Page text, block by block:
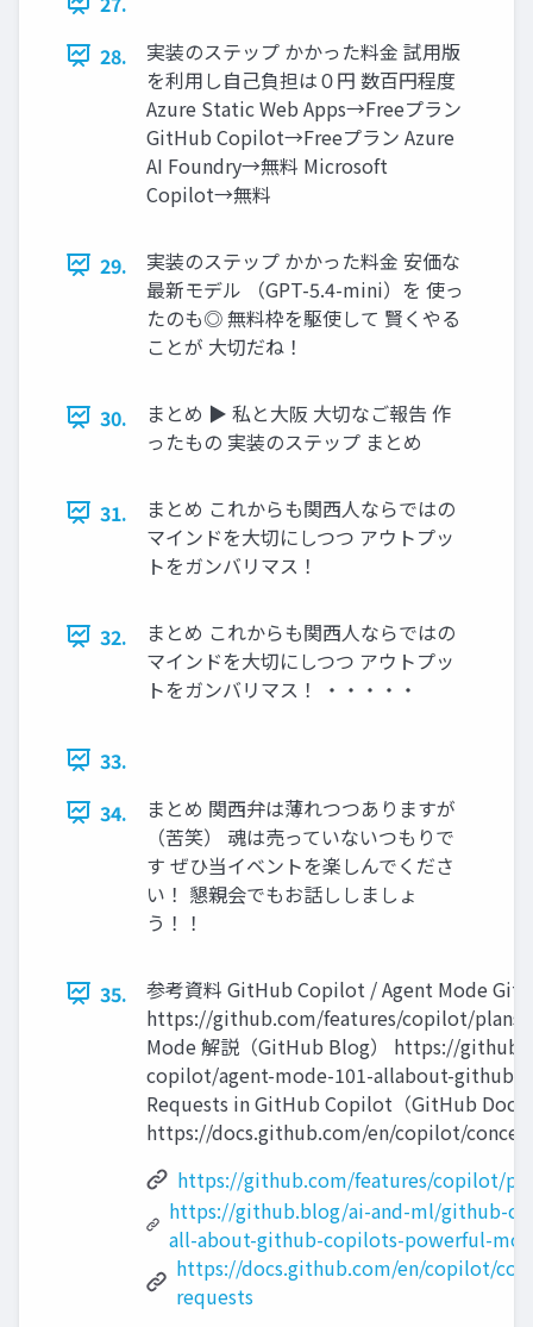
28.
実装のステップ かかった料金 試用版
を利用し自己負担は０円 数百円程度
Azure Static Web Apps→Freeプラン
GitHub Copilot→Freeプラン Azure
AI Foundry→無料 Microsoft
Copilot→無料
29.
実装のステップ かかった料金 安価な
最新モデル （GPT-5.4-mini）を 使っ
たのも◎ 無料枠を駆使して 賢くやる
ことが 大切だね！
30.
まとめ ▶ 私と大阪 大切なご報告 作
ったもの 実装のステップ まとめ
31.
まとめ これからも関西人ならではの
マインドを大切にしつつ アウトプッ
トをガンバリマス！
32.
まとめ これからも関西人ならではの
マインドを大切にしつつ アウトプッ
トをガンバリマス！ ・・・・・
33.
34.
まとめ 関西弁は薄れつつありますが
（苦笑） 魂は売っていないつもりで
す ぜひ当イベントを楽しんでくださ
い！ 懇親会でもお話ししましょ
う！！
35.
参考資料 GitHub Copilot / Agent Mode
https://github.com/features/copilot/plans
Mode 解説（GitHub Blog） https://
copilot/agent-mode-101-allabout-
Requests in GitHub Copilot（GitHub Docs
https://docs.github.com/en/copilot/
https://github.com/features/copilot/
https://github.blog/ai-and-ml/github-
all-about-github-copilots-powerful-
https://docs.github.com/en/copilot/
requests